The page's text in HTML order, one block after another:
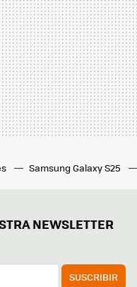
Samsung Galaxy S25
NEWSLETTER
SUSCRIBIR